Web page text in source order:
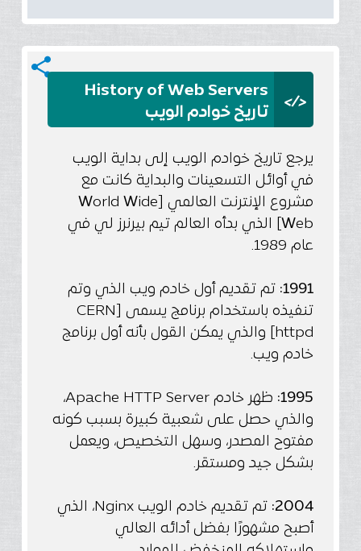
share
</>
History of Web Servers
تاريخ خوادم الويب
يرجع تاريخ خوادم الويب إلى بداية الويب
في أوائل التسعينات والبداية كانت مع
مشروع الإنترنت العالمي [
World Wide
W eb] الذي بدأه العالم تيم بيرنرز لي في
عام 1989.
1991: تم تقديم أول خادم ويب الذي وتم
تنفيذه باستخدام برنامج يسمى [CERN
httpd] والذي يمكن القول بأنه أول برنامج
خادم ويب.
1995:
ظهر خادم Apache HTTP Server،
والذي حصل على شعبية كبيرة بسبب كونه
مفتوح المصدر، وسهل التخصيص، ويعمل
بشكل جيد ومستقر.
2004:
تم تقديم خادم الويب Nginx، الذي
أصبح مشهورًا بفضل أدائه العالي